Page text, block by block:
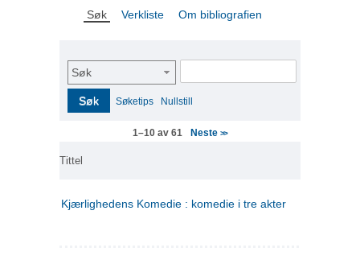
Søk Verkliste Om bibliografien
Søk
Søk Søketips Nullstill
1–10 av 61 Neste>>
Tittel
Kjærlighedens Komedie : komedie i tre akter